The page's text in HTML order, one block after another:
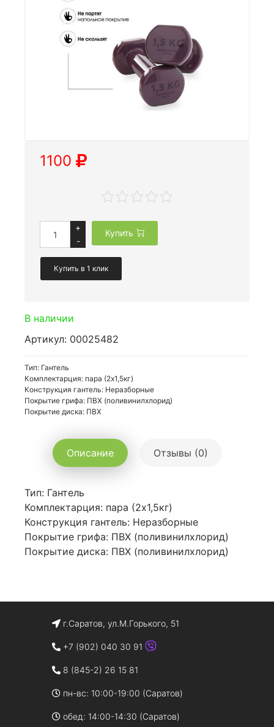
1100
+
-
Купить
Купить в 1 клик
В наличии
Артикул: 00025482
Тип: Гантель
Комплектарция: пара (2х1,5кг)
Конструкция гантель: Неразборные
Покрытие грифа: ПВХ (поливинилхлорид)
Покрытие диска: ПВХ
Описание Отзывы (0)
Тип: Гантель
Комплектарция: пара (2х1,5кг)
Конструкция гантель: Неразборные
Покрытие грифа: ПВХ (поливинилхлорид)
Покрытие диска: ПВХ (поливинилхлорид)
г.Саратов, ул.М.Горького, 51
+7 (902) 040 30 91
8 (845-2) 26 15 81
пн-вс: 10:00-19:00 (Саратов)
обед: 14:00-14:30 (Саратов)